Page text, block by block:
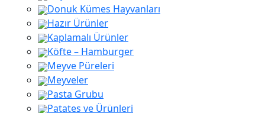
Donuk Kümes Hayvanları
Hazır Ürünler
Kaplamalı Ürünler
Köfte – Hamburger
Meyve Püreleri
Meyveler
Pasta Grubu
Patates ve Ürünleri